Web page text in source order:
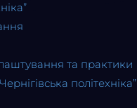
та практики
політехніка”